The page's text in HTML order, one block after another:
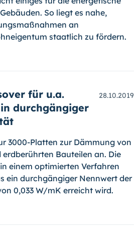
So liegt es nahe,
an
staatlich zu fördern.
für u.a.
durchgängiger
28.10.2019
3000-Platten zur Dämmung von
Bauteilen an. Die
einem opti­mier­ten Verfahren
ein durchgängiger Nennwert der
0,033 W/mK erreicht wird.